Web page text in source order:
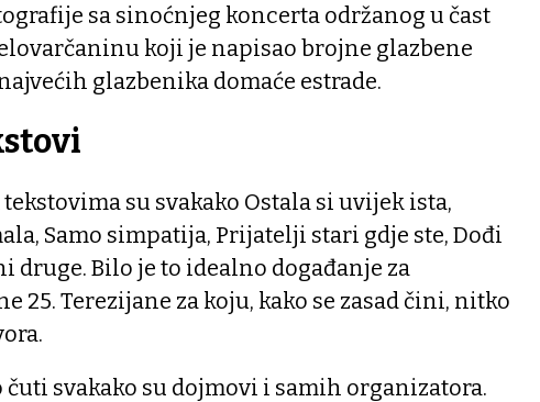
sa sinoćnjeg koncerta održanog u čast
koji je napisao brojne glazbene
glazbenika domaće estrade.
su svakako Ostala si uvijek ista,
Samo simpatija, Prijatelji stari gdje ste, Dođi
druge. Bilo je to idealno događanje za
25. Terezijane za koju, kako se zasad čini, nitko
čuti svakako su dojmovi i samih organizatora.